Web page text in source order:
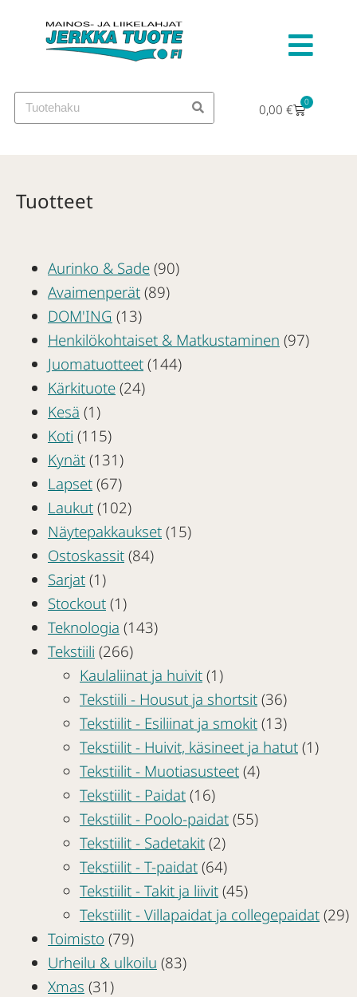
0,00 € 0
Tuotteet
Aurinko & Sade (90)
Avaimenperät (89)
DOM'ING (13)
Henkilökohtaiset & Matkustaminen (97)
Juomatuotteet (144)
Kärkituote (24)
Kesä (1)
Koti (115)
Kynät (131)
Lapset (67)
Laukut (102)
Näytepakkaukset (15)
Ostoskassit (84)
Sarjat (1)
Stockout (1)
Teknologia (143)
Tekstiili (266)
Kaulaliinat ja huivit (1)
Tekstiili - Housut ja shortsit (36)
Tekstiilit - Esiliinat ja smokit (13)
Tekstiilit - Huivit, käsineet ja hatut (1)
Tekstiilit - Muotiasusteet (4)
Tekstiilit - Paidat (16)
Tekstiilit - Poolo-paidat (55)
Tekstiilit - Sadetakit (2)
Tekstiilit - T-paidat (64)
Tekstiilit - Takit ja liivit (45)
Tekstiilit - Villapaidat ja collegepaidat (29)
Toimisto (79)
Urheilu & ulkoilu (83)
Xmas (31)